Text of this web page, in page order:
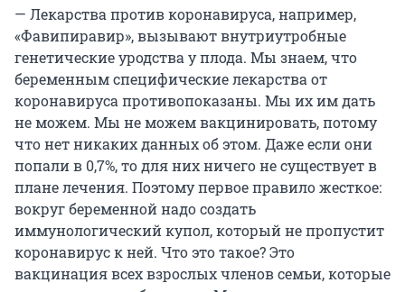
— Лекарства против коронавируса, например,
«Фавипиравир», вызывают внутриутробные
генетические уродства у плода. Мы знаем, что
беременным специфические лекарства от
коронавируса противопоказаны. Мы их им дать
не можем. Мы не можем вакцинировать, потому
что нет никаких данных об этом. Даже если они
попали в 0,7%, то для них ничего не существует в
плане лечения. Поэтому первое правило жесткое:
вокруг беременной надо создать
иммунологический купол, который не пропустит
коронавирус к ней. Что это такое? Это
вакцинация всех взрослых членов семьи, которые